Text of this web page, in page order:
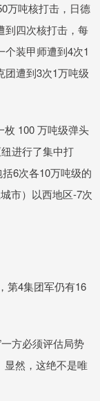
万吨核打击，日德
到四次核打击，每
个装甲师遭到4次1
团遭到3次1万吨级
100 万吨级弹头
进行了集中打
6次各10万吨级的
市）以西地区-7次
第4集团军仍有16
方必须评估局势
显然，这绝不是唯